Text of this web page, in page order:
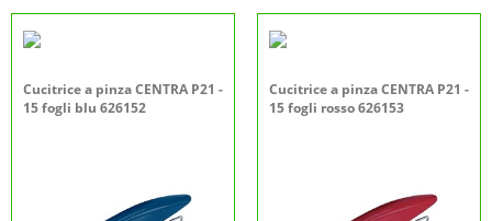
Cucitrice a pinza CENTRA P21 -
15 fogli blu 626152
Cucitrice a pinza CENTRA P21 -
15 fogli rosso 626153